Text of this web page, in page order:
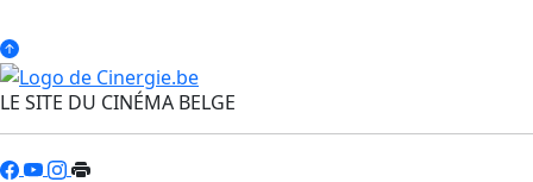
LE SITE DU CINÉMA BELGE